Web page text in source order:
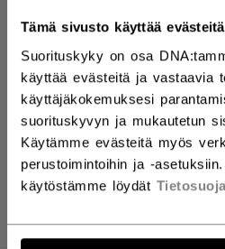
Tämä sivusto käyttää evästeitä
Suorituskyky on osa
käyttää evästeitä ja vastaavia
käyttäjäkokemuksesi
suorituskyvyn ja mukautetun
Käytämme evästeitä myös
perustoimintoihin ja -
käytöstämme löydät
Toimitusehdot